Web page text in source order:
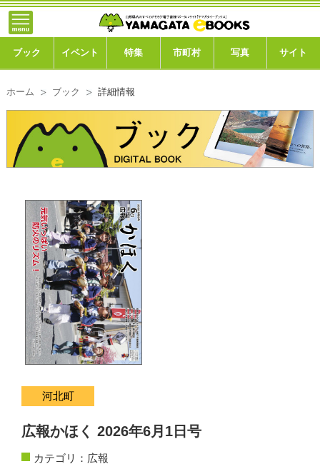
ブック イベント 特集 市町村 写真 サイト
ホーム ブック 詳細情報
河北町
広報かほく 2026年6月1日号
カテゴリ： 広報
トップ
ブック
市町村
このサイトについて
運営会社
ご利用ガイド
よくある質問
サイトマップ
}; -->